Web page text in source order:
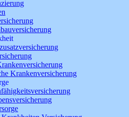
Krankenversicherung